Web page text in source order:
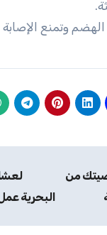
وتمنع الإصابة
من
البحرية